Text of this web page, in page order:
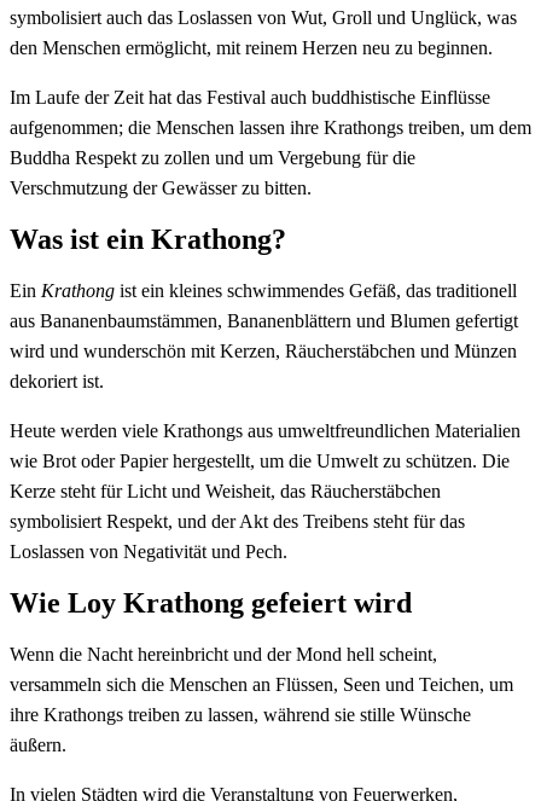
symbolisiert auch das Loslassen von Wut, Groll und Unglück, was
den Menschen ermöglicht, mit reinem Herzen neu zu beginnen.
Im Laufe der Zeit hat das Festival auch buddhistische Einflüsse
aufgenommen; die Menschen lassen ihre Krathongs treiben, um dem
Buddha Respekt zu zollen und um Vergebung für die
Verschmutzung der Gewässer zu bitten.
Was ist ein Krathong?
Ein Krathong ist ein kleines schwimmendes Gefäß, das traditionell
aus Bananenbaumstämmen, Bananenblättern und Blumen gefertigt
wird und wunderschön mit Kerzen, Räucherstäbchen und Münzen
dekoriert ist.
Heute werden viele Krathongs aus umweltfreundlichen Materialien
wie Brot oder Papier hergestellt, um die Umwelt zu schützen. Die
Kerze steht für Licht und Weisheit, das Räucherstäbchen
symbolisiert Respekt, und der Akt des Treibens steht für das
Loslassen von Negativität und Pech.
Wie Loy Krathong gefeiert wird
Wenn die Nacht hereinbricht und der Mond hell scheint,
versammeln sich die Menschen an Flüssen, Seen und Teichen, um
ihre Krathongs treiben zu lassen, während sie stille Wünsche
äußern.
In vielen Städten wird die Veranstaltung von Feuerwerken,